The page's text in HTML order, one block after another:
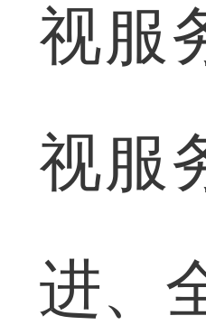
视服
视服
进、